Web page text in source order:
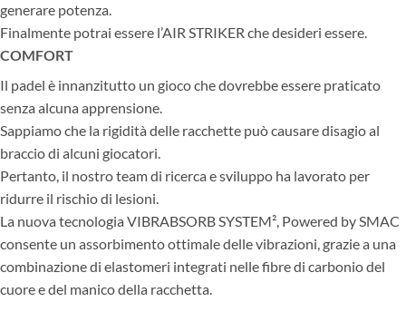
generare potenza.
Finalmente potrai essere l’AIR STRIKER che desideri essere.
COMFORT
Il padel è innanzitutto un gioco che dovrebbe essere praticato
senza alcuna apprensione.
Sappiamo che la rigidità delle racchette può causare disagio al
braccio di alcuni giocatori.
Pertanto, il nostro team di ricerca e sviluppo ha lavorato per
ridurre il rischio di lesioni.
La nuova tecnologia VIBRABSORB SYSTEM², Powered by SMAC
consente un assorbimento ottimale delle vibrazioni, grazie a una
combinazione di elastomeri integrati nelle fibre di carbonio del
cuore e del manico della racchetta.